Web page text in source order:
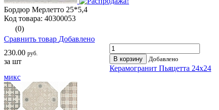
Бордюр Мерлетто 25*5,4
Код товара: 40300053
(0)
Сравнить товар Добавлено
230.00 руб.
за шт В корзину Добавлено
Керамогранит Пьяцетта 24х24
микс